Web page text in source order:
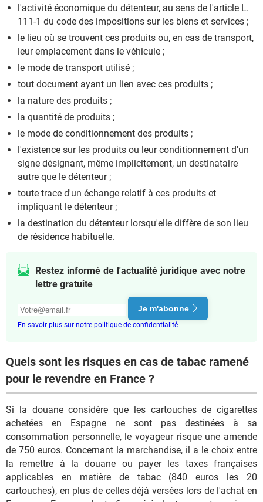
l'activité économique du détenteur, au sens de l'article L.
111-1 du code des impositions sur les biens et services ;
le lieu où se trouvent ces produits ou, en cas de transport,
leur emplacement dans le véhicule ;
le mode de transport utilisé ;
tout document ayant un lien avec ces produits ;
la nature des produits ;
la quantité de produits ;
le mode de conditionnement des produits ;
l'existence sur les produits ou leur conditionnement d'un
signe désignant, même implicitement, un destinataire
autre que le détenteur ;
toute trace d'un échange relatif à ces produits et
impliquant le détenteur ;
la destination du détenteur lorsqu'elle diffère de son lieu
de résidence habituelle.
Restez informé de l'actualité juridique avec notre
lettre gratuite
Je m'abonne
En savoir plus sur notre politique de confidentialité
Quels sont les risques en cas de tabac ramené
pour le revendre en France ?
Si la douane considère que les cartouches de cigarettes
achetées en Espagne ne sont pas destinées à sa
consommation personnelle, le voyageur risque une amende
de 750 euros. Concernant la marchandise, il a le choix entre
la remettre à la douane ou payer les taxes françaises
applicables en matière de tabac (840 euros les 20
cartouches), en plus de celles déjà versées lors de l'achat en